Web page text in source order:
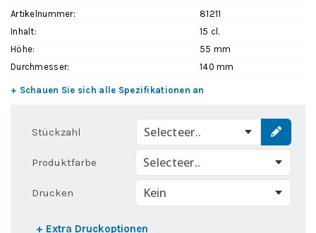
Artikelnummer:
81211
Inhalt:
15 cl.
Höhe:
55 mm
Durchmesser:
140 mm
+ Schauen Sie sich alle Spezifikationen an
Stückzahl Selecteer..
Produktfarbe Selecteer..
Drucken
+ Extra Druckoptionen